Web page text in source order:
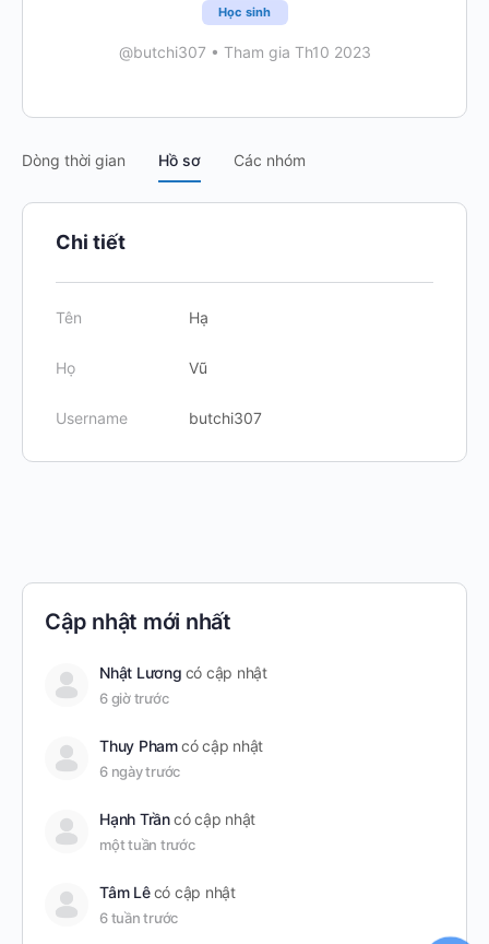
Học sinh
@butchi307 • Tham gia Th10 2023
Dòng thời gian Hồ sơ Các nhóm
Chi tiết
Tên Hạ
Họ Vũ
Username butchi307
Cập nhật mới nhất
Nhật Lương có cập nhật
6 giờ trước
Thuy Phamcó cập nhật
6 ngày trước
Hạnh Trầncó cập nhật
một tuần trước
Tâm Lê có cập nhật
6 tuần trước